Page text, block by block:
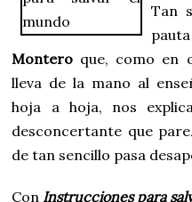
Tan
Montero que, como en
lleva de la mano al
hoja a hoja, nos
desconcertante que
de tan sencillo pasa
Con Instrucciones para